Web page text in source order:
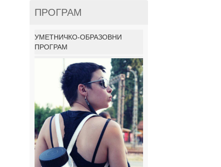
ПРОГРАМ
УМЕТНИЧКО-ОБРАЗОВНИ
ПРОГРАМ